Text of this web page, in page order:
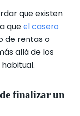
que existen
queel casero
de rentas o
allá de los
finalizar un